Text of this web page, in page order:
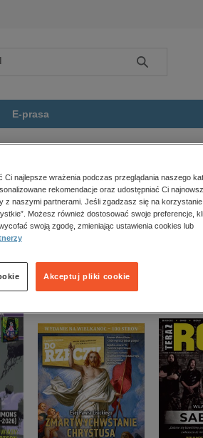
Szukaj
E-prasa
nie jest dostępny.
najlepsze wrażenia podczas przeglądania naszego
rekomendacje oraz udostępniać Ci
z naszymi partnerami. Jeśli zgadzasz się na
Możesz również dostosować swoje preferencje,
swoją zgodę, zmieniając ustawienia cookies lub
Akceptuj pliki cookie